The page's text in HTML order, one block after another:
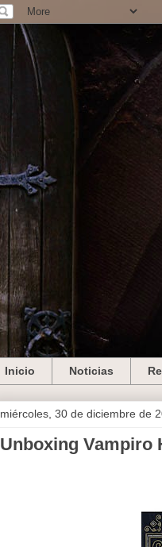
Inicio Noticias
miércoles, 30 de diciembre de
Unboxing Vampiro